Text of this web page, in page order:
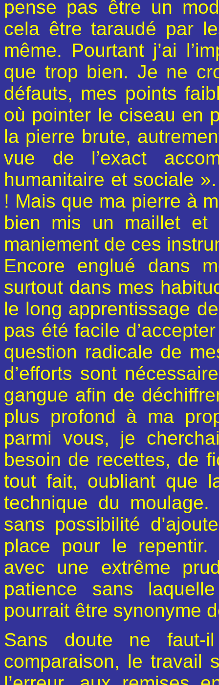
pense pas être un
cela être taraudé par
même. Pourtant j’ai
que trop bien. Je ne
défauts, mes points
où pointer le ciseau en
la pierre brute,
vue de l’exact
humanitaire et sociale
! Mais que ma pierre à
bien mis un maillet
maniement de ces
Encore englué dans
surtout dans mes
le long apprentissage
pas été facile
question radicale de
d’efforts sont
gangue afin de
plus profond à ma
parmi vous, je
besoin de recettes, de
tout fait, oubliant que
technique du moulage.
sans possibilité
place pour le repentir.
avec une extrême
patience sans
pourrait être synonyme
Sans doute ne
comparaison, le travail